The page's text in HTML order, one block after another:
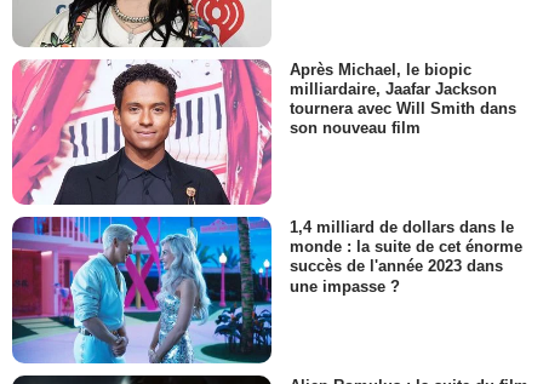
Après Michael, le biopic
milliardaire, Jaafar Jackson
tournera avec Will Smith dans
son nouveau film
1,4 milliard de dollars dans le
monde : la suite de cet énorme
succès de l'année 2023 dans
une impasse ?